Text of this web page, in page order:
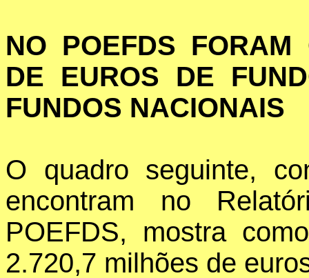
NO POEFDS FORAM
DE EUROS DE
FUNDOS NACIONAIS
O quadro seguinte,
encontram no
POEFDS, mostra
2.720,7 milhões de